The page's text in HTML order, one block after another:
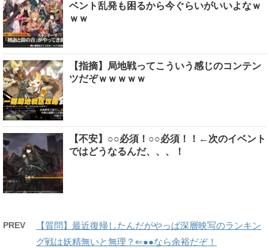
ベント乱発も困るから今ぐらいがいいよなｗ
ｗｗ
【指摘】局地戦ってこういう感じのコンテン
ツだぞｗｗｗｗｗ
【不安】○○必須！○○必須！！←次のイベント
ではどうなるんだ、、、！
PREV
【質問】最近復帰したんだがやっぱ深層映写のランキン
グ戦は妖精無いと無理？⇐●●なら余裕だぞ！